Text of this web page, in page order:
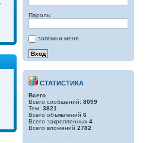
Пароль:
запомни меня
СТАТИСТИКА
Всего
Всего сообщений: 8099
Тем: 3821
Всего объявлений 6
Всего закрепленных 4
Всего вложений 2782